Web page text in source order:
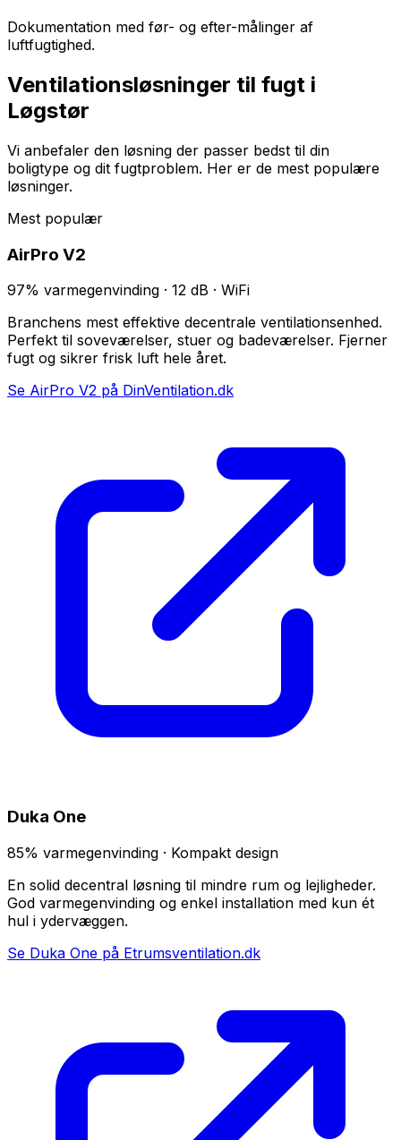
Dokumentation med før- og efter-målinger af
luftfugtighed.
Ventilationsløsninger til fugt i
Løgstør
Vi anbefaler den løsning der passer bedst til din
boligtype og dit fugtproblem. Her er de mest populære
løsninger.
Mest populær
AirPro V2
97% varmegenvinding · 12 dB · WiFi
Branchens mest effektive decentrale ventilationsenhed.
Perfekt til soveværelser, stuer og badeværelser. Fjerner
fugt og sikrer frisk luft hele året.
Se AirPro V2 på DinVentilation.dk
Duka One
85% varmegenvinding · Kompakt design
En solid decentral løsning til mindre rum og lejligheder.
God varmegenvinding og enkel installation med kun ét
hul i ydervæggen.
Se Duka One på Etrumsventilation.dk